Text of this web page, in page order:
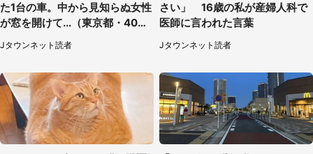
た1台の車。中から見知らぬ女性
が窓を開けて...（東京都・40代
Jタウンネット読者
さい」 16歳の私が産婦人科で
医師に言われた言葉
Jタウンネット読者